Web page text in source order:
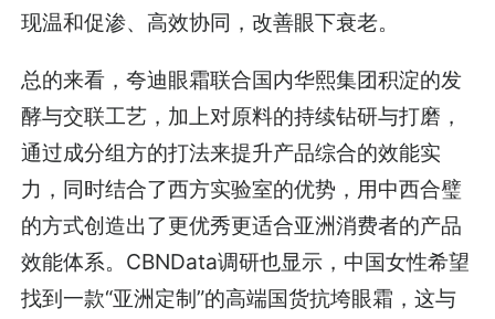
现温和促渗、高效协同，改善眼下衰老。
总的来看，夸迪眼霜联合国内华熙集团积淀的发
酵与交联工艺，加上对原料的持续钻研与打磨，
通过成分组方的打法来提升产品综合的效能实
力，同时结合了西方实验室的优势，用中西合璧
的方式创造出了更优秀更适合亚洲消费者的产品
效能体系。CBNData调研也显示，中国女性希望
找到一款“亚洲定制”的高端国货抗垮眼霜，这与